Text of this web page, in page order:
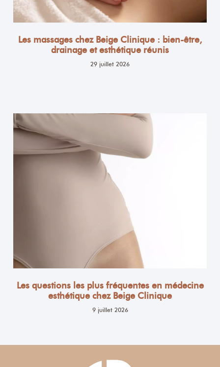
Les massages chez Beige Clinique : bien-être,
drainage et esthétique réunis
29 juillet 2026
Les questions les plus fréquentes en médecine
esthétique chez Beige Clinique
9 juillet 2026